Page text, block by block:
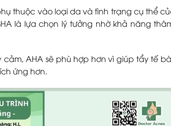
thuộc vào loại da và tình trạng cụ thể
là lựa chọn lý tưởng nhờ khả năng
AHA sẽ phù hợp hơn vì giúp tẩy tế
ứng hơn.